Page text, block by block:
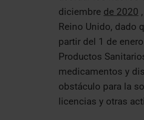
diciembre de 2020
Reino Unido, dado
partir del 1 de enero
Productos
medicamentos y
obstáculo para la
licencias y otras